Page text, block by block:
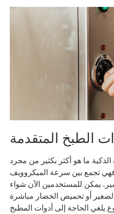
الطبخ المتقدمة
ما هو أكثر بكثير من مجرد
تجمع بين سرعة الميكروويف
يمكن للمستخدمين الآن شواء
أو تحميص الخضار مباشرة
يلغي الحاجة إلى أدوات المطبخ